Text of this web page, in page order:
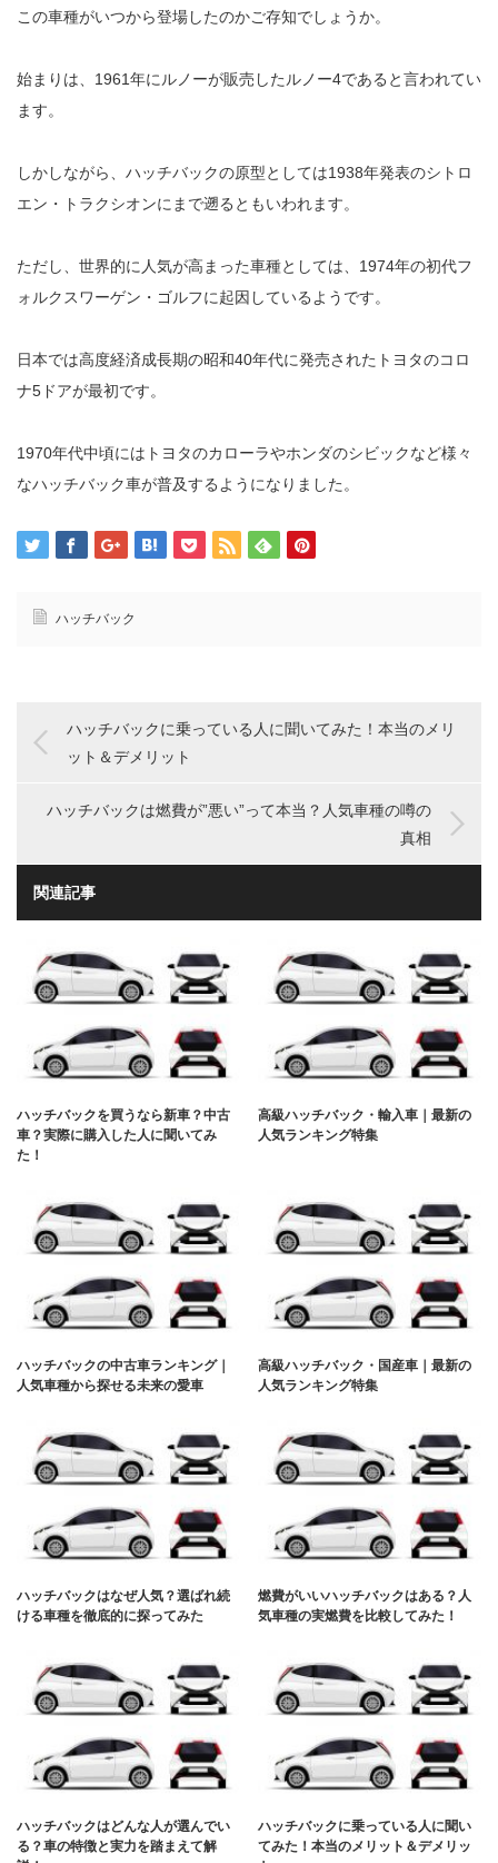
この車種がいつから登場したのかご存知でしょうか。
始まりは、1961年にルノーが販売したルノー4であると言われてい
ます。
しかしながら、ハッチバックの原型としては1938年発表のシトロ
エン・トラクシオンにまで遡るともいわれます。
ただし、世界的に人気が高まった車種としては、1974年の初代フ
ォルクスワーゲン・ゴルフに起因しているようです。
日本では高度経済成長期の昭和40年代に発売されたトヨタのコロ
ナ5ドアが最初です。
1970年代中頃にはトヨタのカローラやホンダのシビックなど様々
なハッチバック車が普及するようになりました。
ハッチバック
ハッチバックに乗っている人に聞いてみた！本当のメリ
ット＆デメリット
ハッチバックは燃費が”悪い”って本当？人気車種の噂の
真相
関連記事
ハッチバックを買うなら新車？中古
車？実際に購入した人に聞いてみ
た！
高級ハッチバック・輸入車｜最新の
人気ランキング特集
ハッチバックの中古車ランキング｜
人気車種から探せる未来の愛車
高級ハッチバック・国産車｜最新の
人気ランキング特集
ハッチバックはなぜ人気？選ばれ続
ける車種を徹底的に探ってみた
燃費がいいハッチバックはある？人
気車種の実燃費を比較してみた！
ハッチバックはどんな人が選んでい
る？車の特徴と実力を踏まえて解
ハッチバックに乗っている人に聞い
てみた！本当のメリット＆デメリッ